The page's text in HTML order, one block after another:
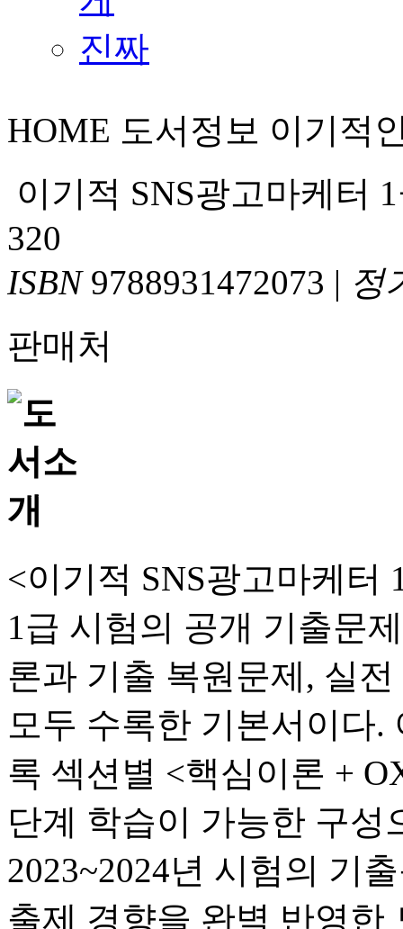
HOME 도서정보 이기적
이기적 SNS광고마케터
320
ISBN9788931472073 | 정
판매처
<이기적 SNS광고마케터
1급 시험의 공개 기출문
론과 기출 복원문제, 실
모두 수록한 기본서이다.
록 섹션별 <핵심이론 +
단계 학습이 가능한 구성
2023~2024년 시험의 기
출제 경향을 완벽 반영